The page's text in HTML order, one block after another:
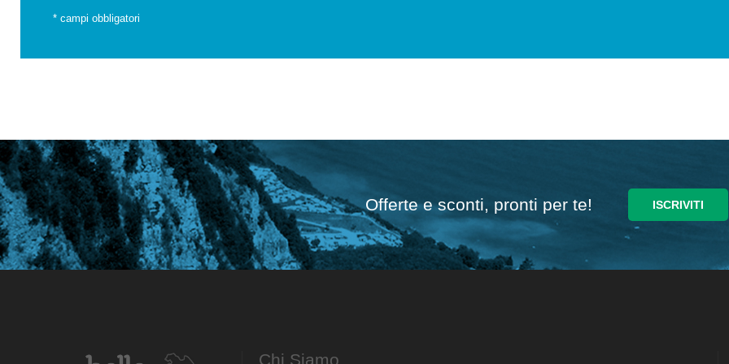
* campi obbligatori
Offerte e sconti, pronti per te!
Chi Siamo